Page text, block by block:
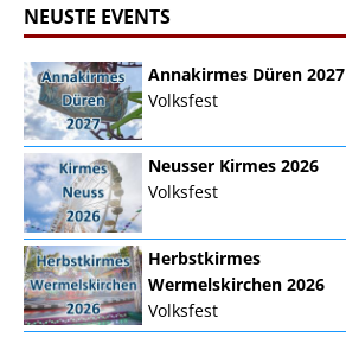
NEUSTE EVENTS
Annakirmes Düren 2027
Volksfest
Neusser Kirmes 2026
Volksfest
Herbstkirmes
Wermelskirchen 2026
Volksfest